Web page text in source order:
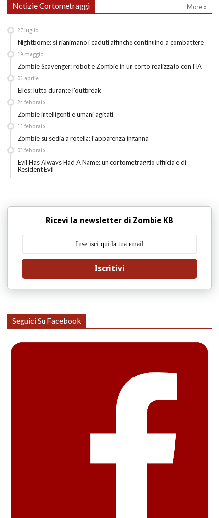
Notizie Cortometraggi More »
Nightborne: si rianimano i caduti affinchè continuino a combattere
27 luglio
Zombie Scavenger: robot e Zombie in un corto realizzato con l'IA
19 maggio
Elles: lutto durante l'outbreak
02 aprile
Zombie intelligenti e umani agitati
24 febbraio
Zombie su sedia a rotella: l'apparenza inganna
13 febbraio
Evil Has Always Had A Name: un cortometraggio uffiiciale di
Resident Evil
03 febbraio
Ricevi la newsletter di Zombie KB
Iscritivi
Seguici Su Facebook